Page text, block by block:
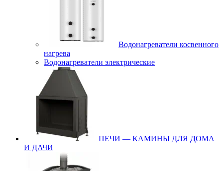
Водонагреватели косвенного
нагрева
Водонагреватели электрические
ПЕЧИ — КАМИНЫ ДЛЯ ДОМА
И ДАЧИ